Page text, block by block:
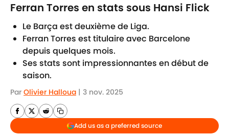
Ferran Torres en stats sous Hansi Flick
Le Barça est deuxième de Liga.
Ferran Torres est titulaire avec Barcelone
depuis quelques mois.
Ses stats sont impressionnantes en début de
saison.
Par Olivier Halloua | 3 nov. 2025
Add us as a preferred source